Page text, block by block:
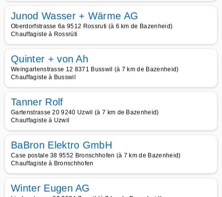
Junod Wasser + Wärme AG
Oberdorfstrasse 6a 9512 Rossruti (à 6 km de Bazenheid)
Chauffagiste à Rossrüti
Quinter + von Ah
Weingartenstrasse 12 8371 Busswil (à 7 km de Bazenheid)
Chauffagiste à Busswil
Tanner Rolf
Gartenstrasse 20 9240 Uzwil (à 7 km de Bazenheid)
Chauffagiste à Uzwil
BaBron Elektro GmbH
Case postale 38 9552 Bronschhofen (à 7 km de Bazenheid)
Chauffagiste à Bronschhofen
Winter Eugen AG